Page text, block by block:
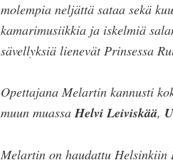
molempia neljättä sataa sekä
kamarimusiikkia ja iskelmiä
sävellyksiä lienevät Prinsessa
Opettajana Melartin kannusti
muun muassaHelvi Leiviskää,
Melartin on haudattu Helsinkiin